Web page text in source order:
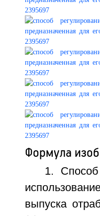
Формула
1.
выпуска